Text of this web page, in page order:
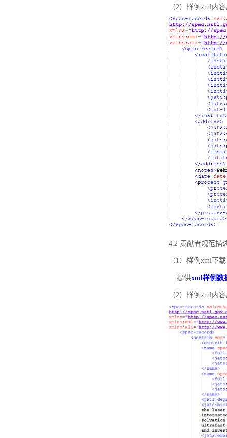
（2）样例xml内
4.2 贡献者规范描
（1）样例xml下载
提供xml样例数
（2）样例xml内